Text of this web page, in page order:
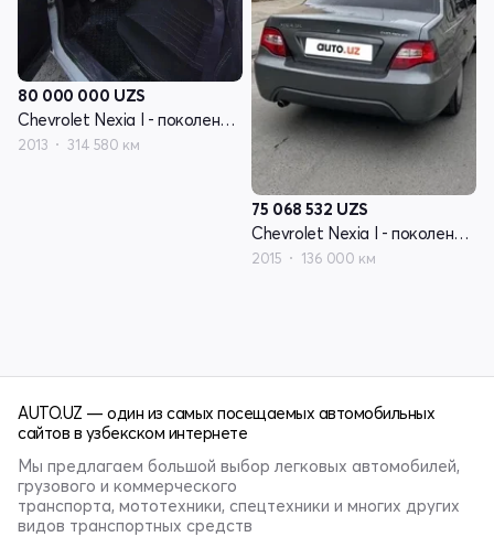
80 000 000 UZS
Chevrolet Nexia I - поколение рестайлинг
2013 314 580 км
75 068 532 UZS
Chevrolet Nexia I - поколение рестайлинг
2015 136 000 км
AUTO.UZ — один из самых посещаемых автомобильных
сайтов в узбекском интернете
Мы предлагаем большой выбор легковых автомобилей,
грузового и коммерческого
транспорта, мототехники, спецтехники и многих других
видов транспортных средств